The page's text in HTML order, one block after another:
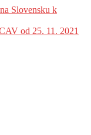
Slovensku k
od 25. 11. 2021